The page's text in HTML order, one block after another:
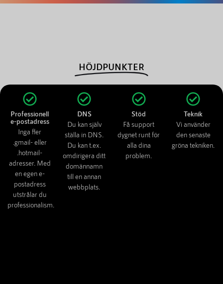
Professionell
e-postadress
Inga fler
.gmail- eller
.hotmail-
adresser. Med
en egen e-
postadress
utstrålar du
professionalism.
DNS
Du kan själv
ställa in DNS.
Du kan t.ex.
omdirigera ditt
domännamn
till en annan
webbplats.
Stöd
Få support
dygnet runt för
alla dina
problem.
Teknik
Vi använder
den senaste
gröna tekniken.
HÖJDPUNKTER